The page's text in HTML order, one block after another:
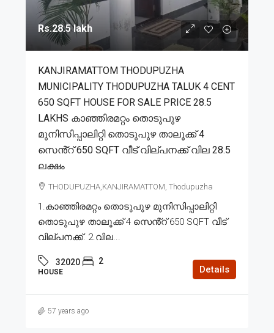
Rs.28.5 lakh
KANJIRAMATTOM THODUPUZHA
MUNICIPALITY THODUPUZHA TALUK 4 CENT
650 SQFT HOUSE FOR SALE PRICE 28.5
LAKHS കാഞ്ഞിരമറ്റം തൊടുപുഴ
മുനിസിപ്പാലിറ്റി തൊടുപുഴ താലൂക്ക് 4
സെൻ്റ് 650 SQFT വീട് വില്പനക്ക് വില 28.5
ലക്ഷം
THODUPUZHA,KANJIRAMATTOM, Thodupuzha
1.കാഞ്ഞിരമറ്റം തൊടുപുഴ മുനിസിപ്പാലിറ്റി
തൊടുപുഴ താലൂക്ക് 4 സെൻ്റ് 650 SQFT വീട്
വില്പനക്ക്. 2.വില...
32020 2
HOUSE Details
57 years ago